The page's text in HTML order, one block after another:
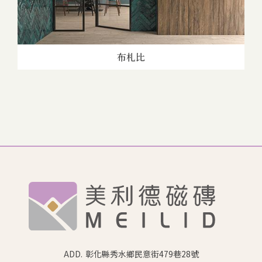
布札比
ADD. 彰化縣秀水鄉民意街479巷28號